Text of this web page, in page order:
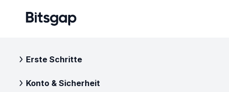
Erste Schritte
Konto & Sicherheit